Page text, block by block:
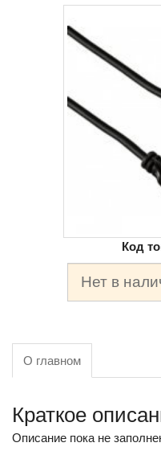
Код
Нет в
О главном
Краткое
Описание пока не